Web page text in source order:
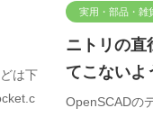
は下
実用・部品・雑
ニトリの直
てこないよ
OpenSCADの